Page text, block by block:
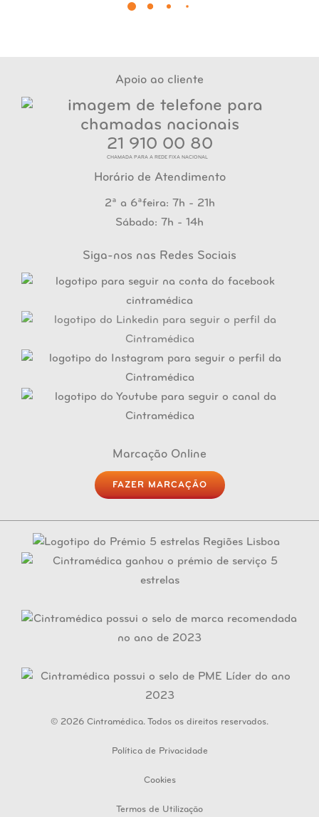
Apoio ao cliente
21 910 00 80
CHAMADA PARA A REDE FIXA NACIONAL
Horário de Atendimento
2ª a 6ªfeira: 7h - 21h
Sábado: 7h - 14h
Siga-nos nas Redes Sociais
Marcação Online
FAZER MARCAÇÃO
© 2026 Cintramédica. Todos os direitos reservados.
Política de Privacidade
Cookies
Termos de Utilização